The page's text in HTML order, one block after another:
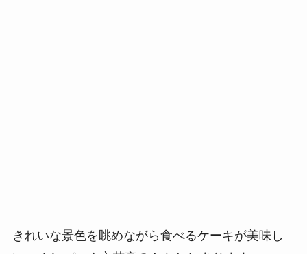
きれいな景色を眺めながら食べるケーキが美味し